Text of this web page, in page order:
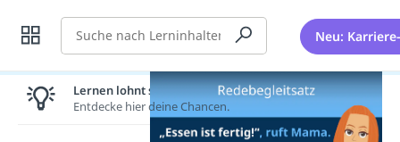
Suche Neu:
Lernen lohnt sich!
Entdecke hier deine Chancen.